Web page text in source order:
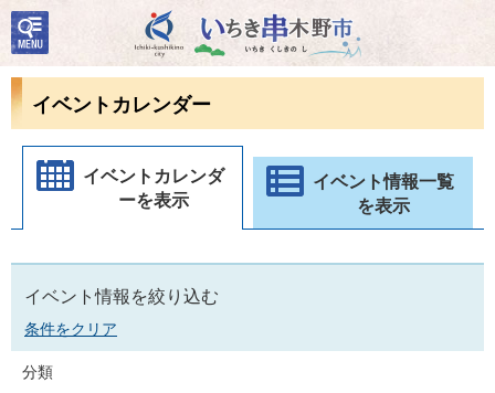
いちき串木野市
検
索・
共通
ューイベントカレンダー
イベントカレンダ
ーを表示
イベント情報一覧
を表示
イベント情報を絞り込む
条件をクリア
分類